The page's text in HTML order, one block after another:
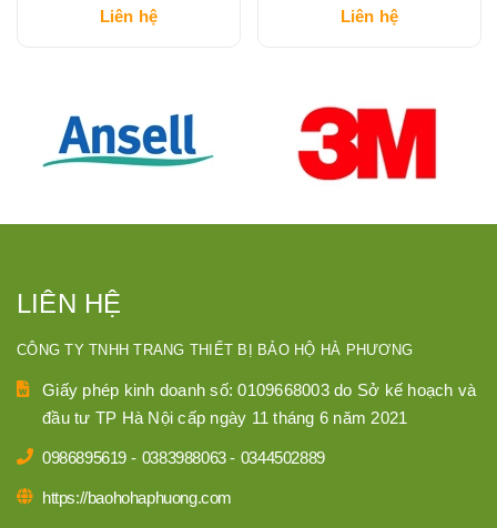
Liên hệ
Liên hệ
LIÊN HỆ
CÔNG TY TNHH TRANG THIẾT BỊ BẢO HỘ HÀ PHƯƠNG
Giấy phép kinh doanh số: 0109668003 do Sở kế hoạch và
đầu tư TP Hà Nội cấp ngày 11 tháng 6 năm 2021
0986895619 - 0383988063- 0344502889
https://baohohaphuong.com